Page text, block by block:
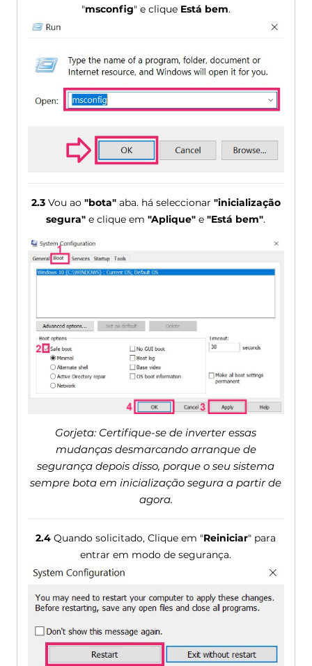
"msconfig" e clique Está bem.
2.3Vou ao "bota"aba. há seleccionar "inicialização
segura" e clique em"Aplique" e"Está bem".
Gorjeta: Certifique-se de inverter essas
mudanças desmarcando arranque de
segurança depois disso, porque o seu sistema
sempre bota em inicialização segura a partir de
agora.
2.4 Quando solicitado, Clique em "Reiniciar" para
entrar em modo de segurança.